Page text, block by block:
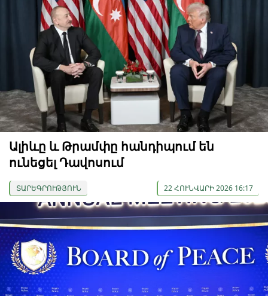
Ալիևը և Թրամփը հանդիպում են
ունեցել Դավոսում
ՏԱՐԵԳՐՈՒԹՅՈՒՆ 22 ՀՈՒՆՎԱՐԻ 2026 16:17